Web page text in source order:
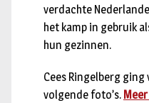
verdachte
het kamp in gebruik
hun gezinnen.
Cees Ringelberg
volgende foto’s.